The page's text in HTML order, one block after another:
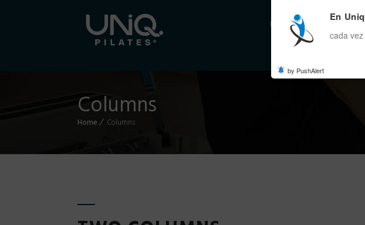
INICIO BENEFICIOS LA
Columns
Home Columns
En
cada
by PushAlert